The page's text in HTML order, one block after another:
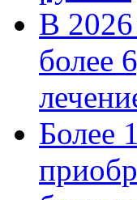
В 2026
более
Более